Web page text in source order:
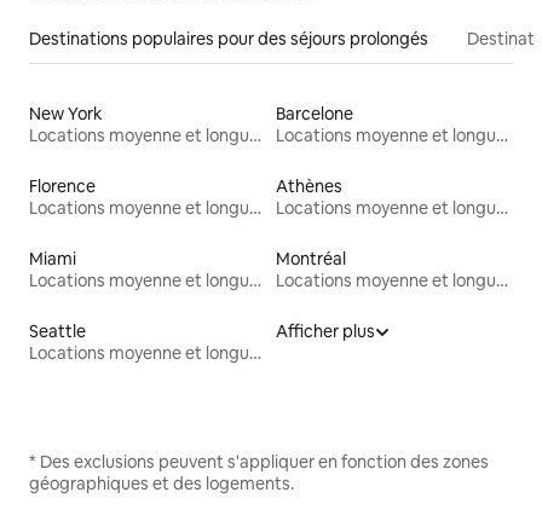
Destinations populaires pour des séjours prolongés
New York
Locations moyenne et longue durée
Barcelone
Locations moyenne et longue durée
Florence
Locations moyenne et longue durée
Athènes
Locations moyenne et longue durée
Miami
Locations moyenne et longue durée
Montréal
Locations moyenne et longue durée
Seattle
Locations moyenne et longue durée
Afficher plus
* Des exclusions peuvent s'appliquer en fonction des zones
géographiques et des logements.